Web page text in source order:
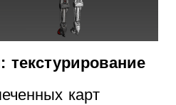
текстурирование
карт